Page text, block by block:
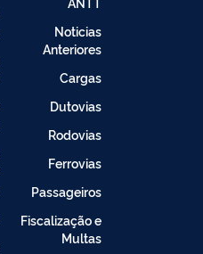
Noticias
Anteriores
Cargas
Dutovias
Rodovias
Ferrovias
Passageiros
Fiscalização e
Multas